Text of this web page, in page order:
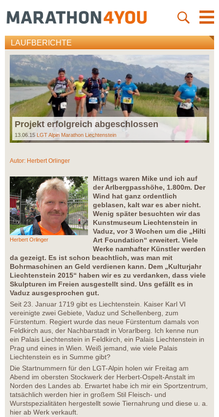
LAUFBERICHTE
Projekt erfolgreich abgeschlossen
13.06.15 LGT Alpin Marathon Liechtenstein
Autor: Herbert Orlinger
Herbert Orlinger
Mittags waren Mike und ich auf
der Arlbergpasshöhe, 1.800m. Der
Wind hat ganz ordentlich
geblasen, kalt war es aber nicht.
Wenig später besuchten wir das
Kunstmuseum Liechtenstein in
Vaduz, vor 3 Wochen um die „Hilti
Art Foundation“ erweitert. Viele
Werke namhafter Künstler werden
da gezeigt. Es ist schon beachtlich, was man mit
Bohrmaschinen an Geld verdienen kann. Dem „Kulturjahr
Liechtenstein 2015“ haben wir es zu verdanken, dass viele
Skulpturen im Freien ausgestellt sind. Uns gefällt es in
Vaduz ausgesprochen gut.
Seit 23. Januar 1719 gibt es Liechtenstein. Kaiser Karl VI
vereinigte zwei Gebiete, Vaduz und Schellenberg, zum
Fürstentum. Regiert wurde das neue Fürstentum damals von
Feldkirch aus, der Nachbarstadt in Vorarlberg. Ich kenne nun
ein Palais Liechtenstein in Feldkirch, ein Palais Liechtenstein in
Prag und eines in Wien. Weiß jemand, wie viele Palais
Liechtenstein es in Summe gibt?
Die Startnummern für den LGT-Alpin holen wir Freitag am
Abend im obersten Stockwerk der Herbert-Ospelt-Anstalt im
Norden des Landes ab. Erwartet habe ich mir ein Sportzentrum,
tatsächlich werden hier in großem Stil Fleisch- und
Wurstspezialitäten hergestellt sowie Tiernahrung und diese u. a.
hier ab Werk verkauft.